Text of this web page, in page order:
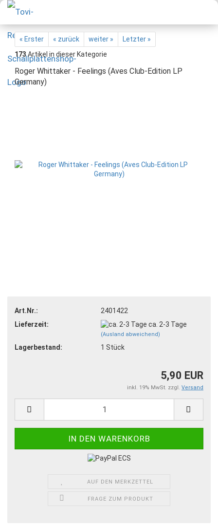
« Erster « zurück weiter »
Letzter »
173Artikel in dieser Kategorie
Roger Whittaker - Feelings (Aves Club-Edition LP
Germany)
Art.Nr.:
2401422
Lieferzeit:
ca. 2-3 Tage
(Ausland abweichend)
Lagerbestand: 1 Stück
5,90 EUR
inkl. 19% MwSt. zzgl. Versand
AUF DEN MERKZETTEL
FRAGE ZUM PRODUKT